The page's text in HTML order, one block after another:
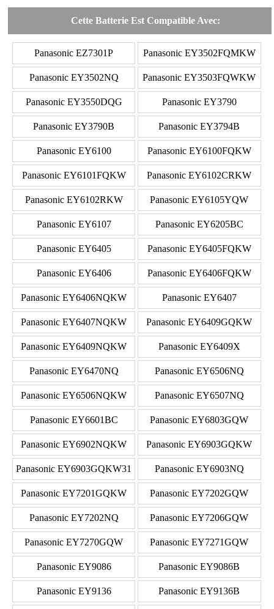
Cette Batterie Est Compatible Avec:
Panasonic EZ7301P Panasonic EY3502FQMKW
Panasonic EY3502NQ Panasonic EY3503FQWKW
Panasonic EY3550DQG Panasonic EY3790
Panasonic EY3790B Panasonic EY3794B
Panasonic EY6100 Panasonic EY6100FQKW
Panasonic EY6101FQKW Panasonic EY6102CRKW
Panasonic EY6102RKW Panasonic EY6105YQW
Panasonic EY6107 Panasonic EY6205BC
Panasonic EY6405 Panasonic EY6405FQKW
Panasonic EY6406 Panasonic EY6406FQKW
Panasonic EY6406NQKW Panasonic EY6407
Panasonic EY6407NQKW Panasonic EY6409GQKW
Panasonic EY6409NQKW Panasonic EY6409X
Panasonic EY6470NQ Panasonic EY6506NQ
Panasonic EY6506NQKW Panasonic EY6507NQ
Panasonic EY6601BC Panasonic EY6803GQW
Panasonic EY6902NQKW Panasonic EY6903GQKW
Panasonic EY6903GQKW31 Panasonic EY6903NQ
Panasonic EY7201GQKW Panasonic EY7202GQW
Panasonic EY7202NQ Panasonic EY7206GQW
Panasonic EY7270GQW Panasonic EY7271GQW
Panasonic EY9086 Panasonic EY9086B
Panasonic EY9136 Panasonic EY9136B